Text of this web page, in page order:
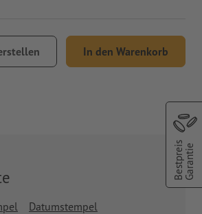
In den Warenkorb
Datumstempel
BestpreisGarantie